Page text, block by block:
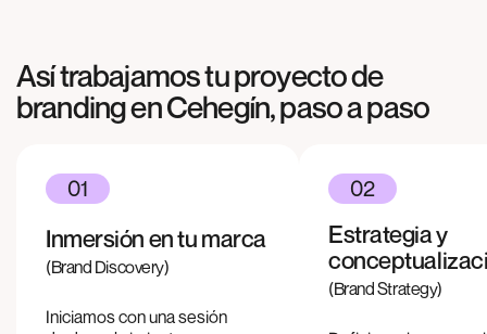
Así trabajamos tu proyecto de
branding enCehegín, paso a paso
01
Inmersión en tu marca
(Brand Discovery)
Iniciamos con una sesión
02
Estrategia y
(Brand Strategy)